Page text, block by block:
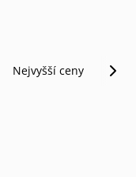
Nejvyšší ceny